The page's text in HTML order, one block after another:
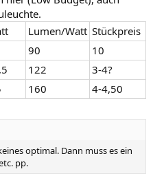
Lumen/Watt Stückpreis
90
10
122
3-4?
160 4-4,50
optimal. Dann muss es ein
pp.